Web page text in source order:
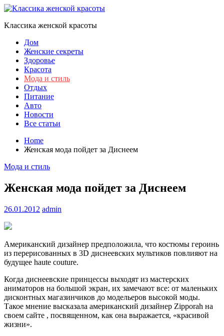
Skip
content
Классика женской красоты
Дом
Женские секреты
Здоровье
Красота
Мода и стиль
Отдых
Питание
Авто
Новости
Все статьи
Home
Женская мода пойдет за Диснеем
Мода и стиль
Женская мода пойдет за Диснеем
26.01.2012 admin
Американский дизайнер предположила, что костюмы героинь
из перерисованных в 3D диснеевских мультиков повлияют на
будущее haute couture.
Когда диснеевские принцессы выходят из мастерских
аниматоров на большой экран, их замечают все: от маленьких
дисконтных магазинчиков до модельеров высокой моды.
Такое мнение высказала американский дизайнер Zipporah на
своем сайте , посвященном, как она выражается, «красивой
жизни».